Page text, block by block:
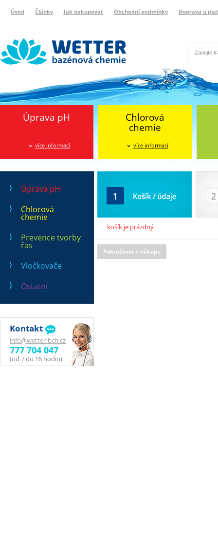
Úvod Články Jak nakupovat Obchodní podmínky Doprava a
Úprava pH
více informací
Chlorová
chemie
více informací
Úprava pH
Chlorová
chemie
Prevence tvorby
řas
Vločkovače
Ostatní
Kontakt
info@wetter-bch.cz
777 704 047
(od 7 do 16 hodin)
košík je prázdný
Pokračovat v nákupu